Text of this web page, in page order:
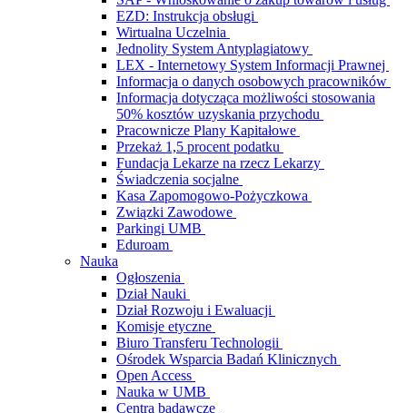
EZD: Instrukcja obsługi
Wirtualna Uczelnia
Jednolity System Antyplagiatowy
LEX - Internetowy System Informacji Prawnej
Informacja o danych osobowych pracowników
Informacja dotycząca możliwości stosowania
50% kosztów uzyskania przychodu
Pracownicze Plany Kapitałowe
Przekaż 1,5 procent podatku
Fundacja Lekarze na rzecz Lekarzy
Świadczenia socjalne
Kasa Zapomogowo-Pożyczkowa
Związki Zawodowe
Parkingi UMB
Eduroam
Nauka
Ogłoszenia
Dział Nauki
Dział Rozwoju i Ewaluacji
Komisje etyczne
Biuro Transferu Technologii
Ośrodek Wsparcia Badań Klinicznych
Open Access
Nauka w UMB
Centra badawcze